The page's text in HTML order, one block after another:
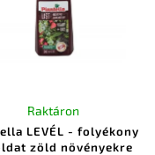
LEVÉL - folyékony
zöld növényekre
Raktáron